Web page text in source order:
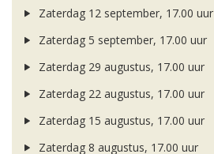
Zaterdag 12 september, 17.00 uur
Zaterdag 5 september, 17.00 uur
Zaterdag 29 augustus, 17.00 uur
Zaterdag 22 augustus, 17.00 uur
Zaterdag 15 augustus, 17.00 uur
Zaterdag 8 augustus, 17.00 uur